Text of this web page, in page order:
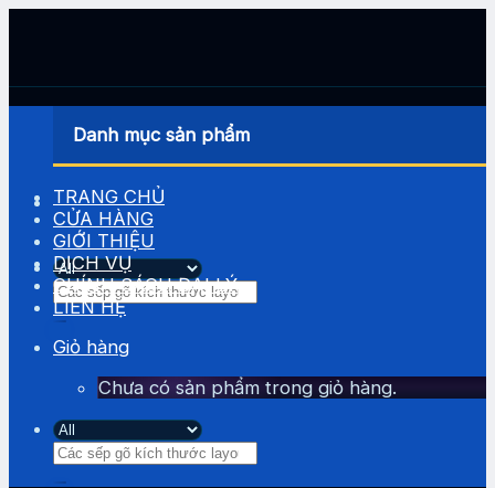
Tìm
kiếm:
Danh mục sản phẩm
TRANG CHỦ
CỬA HÀNG
GIỚI THIỆU
DỊCH VỤ
CHÍNH SÁCH ĐẠI LÝ
LIÊN HỆ
Giỏ hàng
Chưa có sản phẩm trong giỏ hàng.
Tìm
kiếm: